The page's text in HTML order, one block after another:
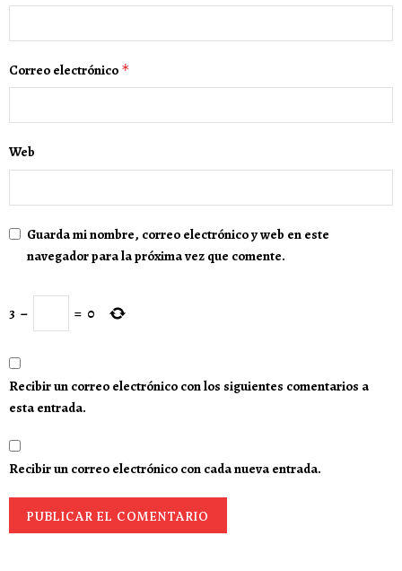
Correo electrónico *
Web
Guarda mi nombre, correo electrónico y web en este
navegador para la próxima vez que comente.
3 − = 0
Recibir un correo electrónico con los siguientes comentarios a
esta entrada.
Recibir un correo electrónico con cada nueva entrada.